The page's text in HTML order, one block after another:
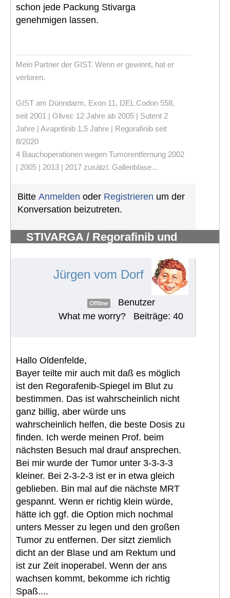
schon jede Packung Stivarga
genehmigen lassen.
Mein Partner der GIST. Wenn er gewinnt, hat er
verloren.
GIST am Dünndarm, Exon 11, DEL Codon 558,
seit 2001 | Glivec 12 Jahre ab 2005 | Sutent 2
Jahre | Avapritinib 1,5 Jahre | Regorafinib seit
8/2020
4 Bauchoperationen wegen Tumorentfernung 2002
| 2005 | 2013 | 2017 zusätzl. Gallenblase...
Bitte Anmelden oder Registrieren um der
Konversation beizutreten.
STIVARGA / Regorafinib und
Jürgen vom Dorf
Offline
Benutzer
What me worry?
Beiträge: 40
Hallo Oldenfelde,
Bayer teilte mir auch mit daß es möglich
ist den Regorafenib-Spiegel im Blut zu
bestimmen. Das ist wahrscheinlich nicht
ganz billig, aber würde uns
wahrscheinlich helfen, die beste Dosis zu
finden. Ich werde meinen Prof. beim
nächsten Besuch mal drauf ansprechen.
Bei mir wurde der Tumor unter 3-3-3-3
kleiner. Bei 2-3-2-3 ist er in etwa gleich
geblieben. Bin mal auf die nächste MRT
gespannt. Wenn er richtig klein würde,
hätte ich ggf. die Option mich nochmal
unters Messer zu legen und den großen
Tumor zu entfernen. Der sitzt ziemlich
dicht an der Blase und am Rektum und
ist zur Zeit inoperabel. Wenn der ans
wachsen kommt, bekomme ich richtig
Spaß....